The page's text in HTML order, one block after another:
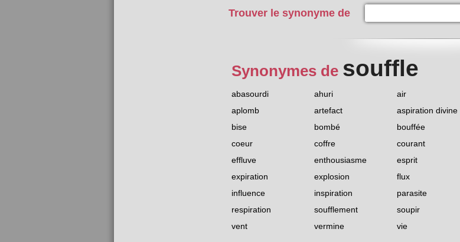
Trouver le synonyme de
Synonymes de souffle
abasourdi ahuri air
aplomb
artefact aspiration divine
bise
bombé bouffée
coeur
coffre courant
effluve
enthousiasme esprit
expiration
explosion flux
influence
inspiration parasite
respiration
soufflement soupir
vent
vermine vie